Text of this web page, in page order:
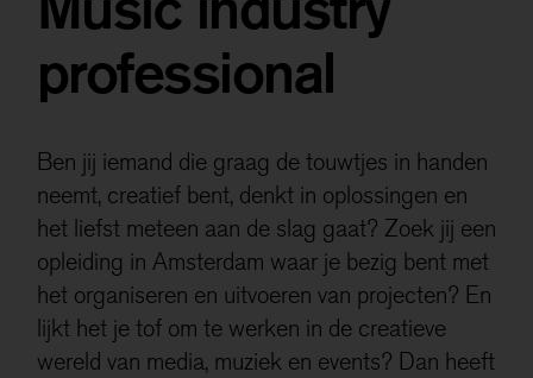
professional
Ben jij iemand die graag de touwtjes in handen
neemt, creatief bent, denkt in oplossingen en
het liefst meteen aan de slag gaat? Zoek jij een
opleiding in Amsterdam waar je bezig bent met
het organiseren en uitvoeren van projecten? En
lijkt het je tof om te werken in de creatieve
wereld van media, muziek en events? Dan heeft
misschien niet goed. Je kan de cookies altijd nog
aanpassen.
Meer informatie
Alles accepteren
Opslaan